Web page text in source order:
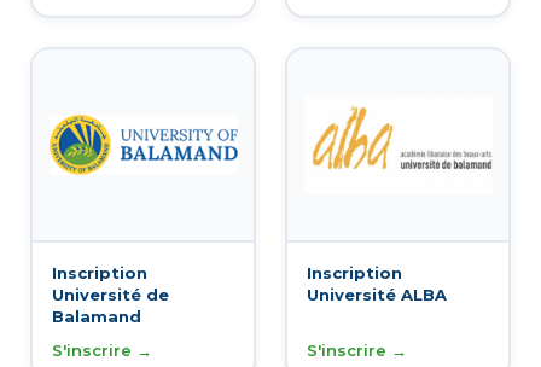
Inscription
Université de
Balamand
S'inscrire →
Inscription
Université ALBA
S'inscrire →